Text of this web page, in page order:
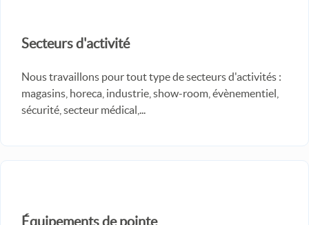
Secteurs d'activité
Nous travaillons pour tout type de secteurs d'activités :
magasins, horeca, industrie, show-room, évènementiel,
sécurité, secteur médical,...
Équipements de pointe